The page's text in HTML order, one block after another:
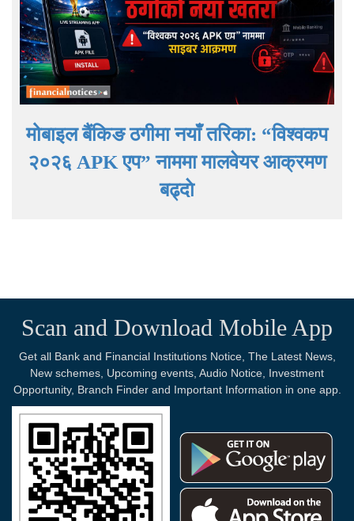
मोबाइल बैंकिङ ठगीमा नयाँ तरिका: “विश्वकप
२०२६ APK एप” नाममा मालवेयर आक्रमण
बढ्दाे
Scan and Download Mobile App
Get all Bank and Financial Institutions Notice, The Latest News,
New schemes, Upcoming events, Audio Notice, Investment
Opportunity, Branch Finder and Important Information in one app.